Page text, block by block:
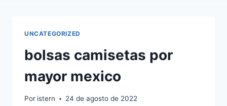
UNCATEGORIZED
bolsas camisetas por
mayor mexico
Por istern 24 de agosto de 2022